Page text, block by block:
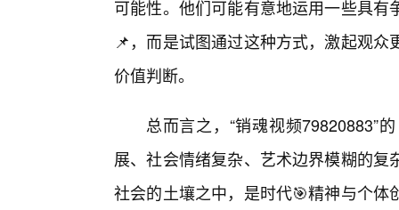
可能性。他们可能有意地运用一些具
📌，而是试图通过这种方式，激起观
价值判断。
总而言之，“销魂视频79820883”
展、社会情绪复杂、艺术边界模糊的
社会的土壤之中，是时代🎯精神与个